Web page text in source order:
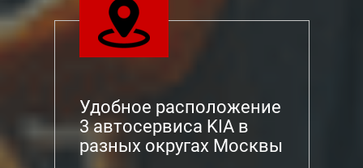
Удобное расположение
3 автосервиса KIA в
разных округах Москвы